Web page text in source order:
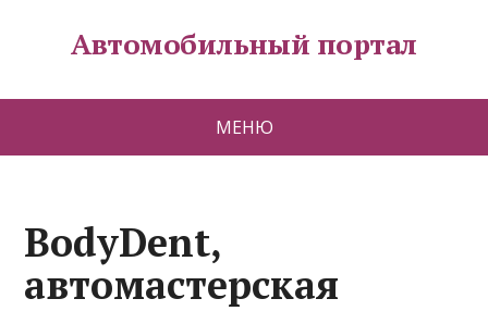
Автомобильный портал
МЕНЮ
BodyDent,
автомастерская